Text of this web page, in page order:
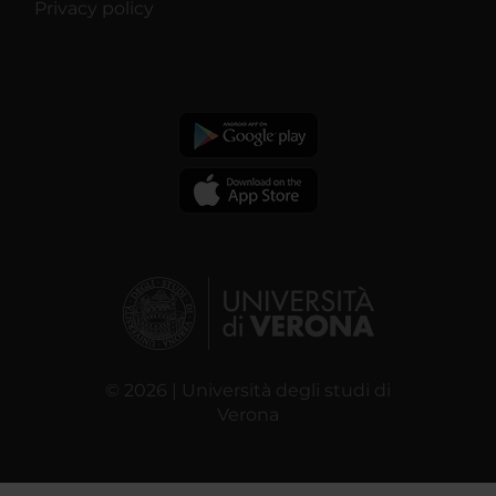
Privacy policy
© 2026 | Università degli studi di
Verona